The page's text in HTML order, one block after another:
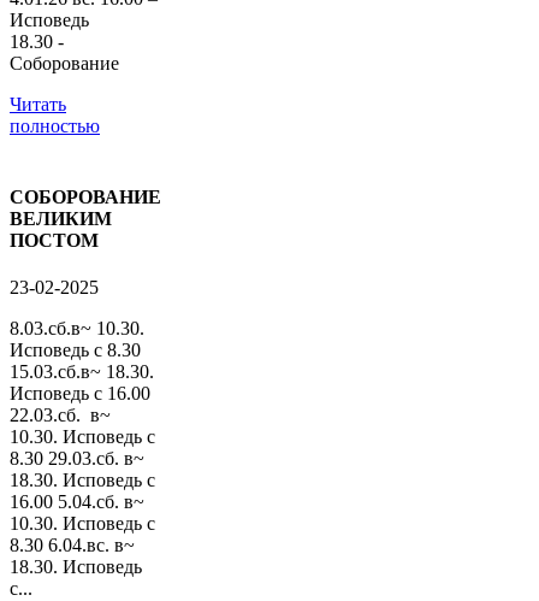
Исповедь
18.30 -
Соборование
Читать
полностью
СОБОРОВАНИЕ
ВЕЛИКИМ
ПОСТОМ
23-02-2025
8.03.сб.в~ 10.30.
Исповедь с 8.30
15.03.сб.в~ 18.30.
Исповедь с 16.00
22.03.сб. в~
10.30. Исповедь с
8.30 29.03.сб. в~
18.30. Исповедь с
16.00 5.04.сб. в~
10.30. Исповедь с
8.30 6.04.вс. в~
18.30. Исповедь
с...